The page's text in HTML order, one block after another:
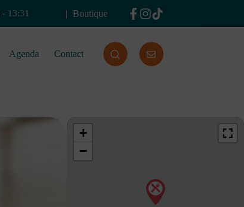
- 13:31 Boutique
Agenda Contact
+
−